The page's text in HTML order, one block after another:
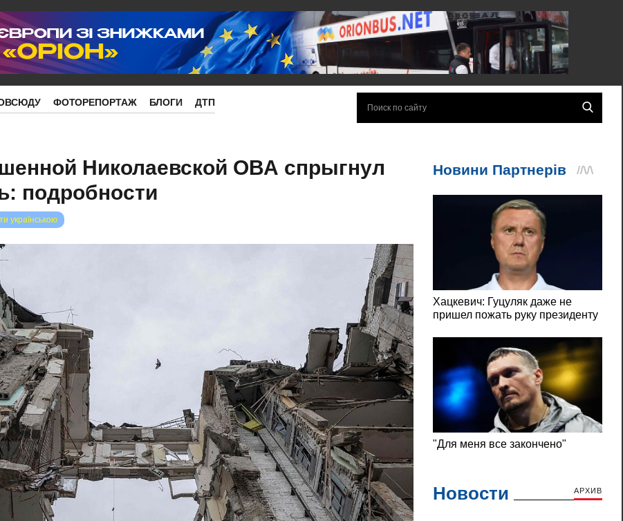
ФОТОРЕПОРТАЖ БЛОГИ ДТП
Николаевской ОВА спрыгнул
подробности
українською
Новости АРХИВ